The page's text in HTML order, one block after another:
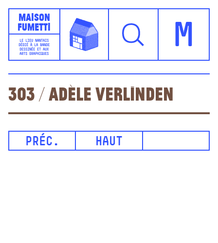
Maison
Fumetti
LE LIEU NANTAIS
DÉDIÉ À LA BANDE
DESSINÉE ET AUX
ARTS GRAPHIQUES
M
303 / Adèle Verlinden
PRÉC. HAUT